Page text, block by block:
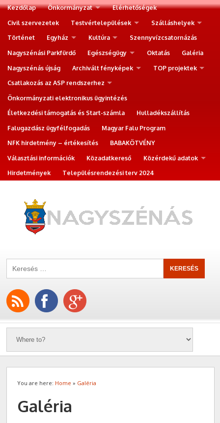
Kezdőlap Önkormányzat
Elérhetőségek
Civil szervezetek
Testvértelepülések
Szálláshelyek
Történet
Egyház Kultúra
Szennyvízcsatornázás
Nagyszénási Parkfürdő
Egészségügy Oktatás
Galéria
Nagyszénás újság
Archivált fényképek
TOP projektek
Csatlakozás az ASP rendszerhez
Önkormányzati elektronikus ügyintézés
Életkezdési támogatás és Start-számla
Hulladékszállítás
Falugazdász ügyfélfogadás
Magyar Falu Program
NFK hirdetmény – értékesítés
BABAKÖTVÉNY
Választási információk
Közadatkereső
Közérdekű adatok
Hirdetmények
Településrendezési terv 2024
You are here: Home » Galéria
Galéria